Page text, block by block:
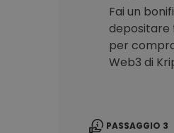
Fai un
depositare
per
Web3 di
PASSAGGIO 3